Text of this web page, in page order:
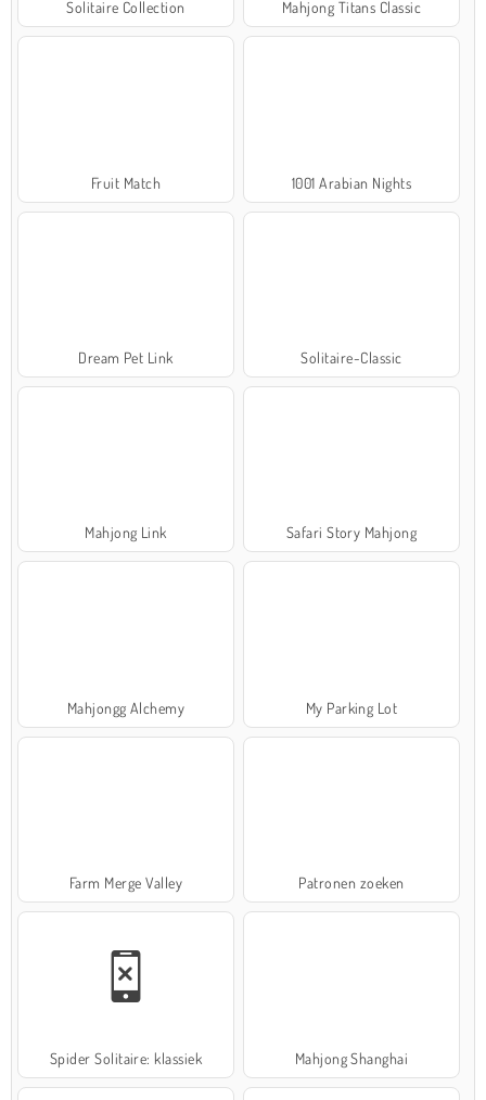
Solitaire Collection Mahjong Titans Classic
Fruit Match 1001 Arabian Nights
Dream Pet Link Solitaire-Classic
Mahjong Link Safari Story Mahjong
Mahjongg Alchemy My Parking Lot
Farm Merge Valley Patronen zoeken
Spider Solitaire: klassiek Mahjong Shanghai